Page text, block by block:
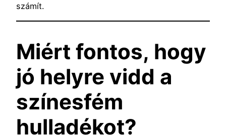
számít.
Miért fontos, hogy
jó helyre vidd a
színesfém
hulladékot?